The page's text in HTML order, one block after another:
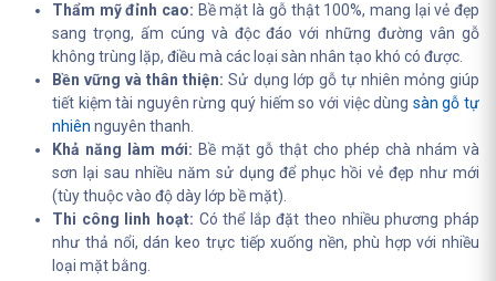
Thẩm mỹ đỉnh cao: Bề mặt là gỗ thật 100%, mang lại vẻ đẹp
sang trọng, ấm cúng và độc đáo với những đường vân gỗ
không trùng lặp, điều mà các loại sàn nhân tạo khó có được.
Bền vững và thân thiện: Sử dụng lớp gỗ tự nhiên mỏng giúp
tiết kiệm tài nguyên rừng quý hiếm so với việc dùng sàn gỗ tự
nhiên nguyên thanh.
Khả năng làm mới: Bề mặt gỗ thật cho phép chà nhám và
sơn lại sau nhiều năm sử dụng để phục hồi vẻ đẹp như mới
(tùy thuộc vào độ dày lớp bề mặt).
Thi công linh hoạt: Có thể lắp đặt theo nhiều phương pháp
như thả nổi, dán keo trực tiếp xuống nền, phù hợp với nhiều
loại mặt bằng.